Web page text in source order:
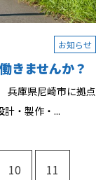
お知らせ
きませんか？
兵庫県尼崎市に拠点
・製作・...
10 11